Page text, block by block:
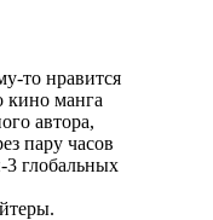
то нравится
кино манга
автора,
пару часов
3 глобальных